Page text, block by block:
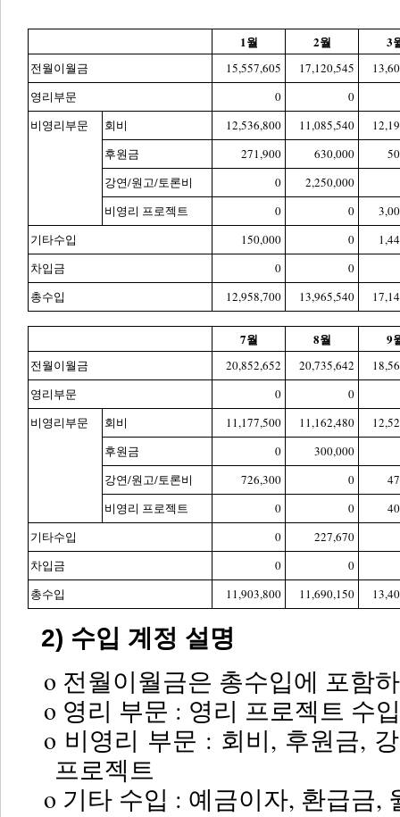
1월 2월 3
전월이월금 15,557,605 17,120,545
영리부문
0
0
비영리부문
회비 12,536,800 11,085,540
후원금
271,900 630,000
강연/원고/토론비
0
2,250,000
비영리 프로젝트
0 0
기타수입
150,000 0
차입금
0
0
총수입
12,958,700 13,965,540
7월 8월 9
전월이월금 20,852,652 20,735,642
영리부문
0
0
비영리부문
회비 11,177,500 11,162,480
후원금
0
300,000
강연/원고/토론비
726,300 0
비영리 프로젝트
0 0
기타수입
0
227,670
차입금
0
0
총수입
11,903,800 11,690,150
2) 수입 계정 설명
o 전월이월금은 총수입에 포함
o 영리 부문 : 영리 프로젝트 수입
o 비영리 부문 : 회비, 후원금,
프로젝트
o 기타 수입 : 예금이자, 환급금,